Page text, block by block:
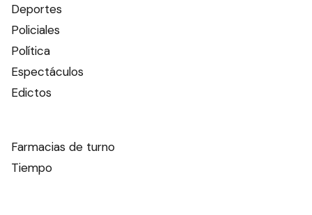
Deportes
Policiales
Política
Espectáculos
Edictos
Farmacias de turno
Tiempo